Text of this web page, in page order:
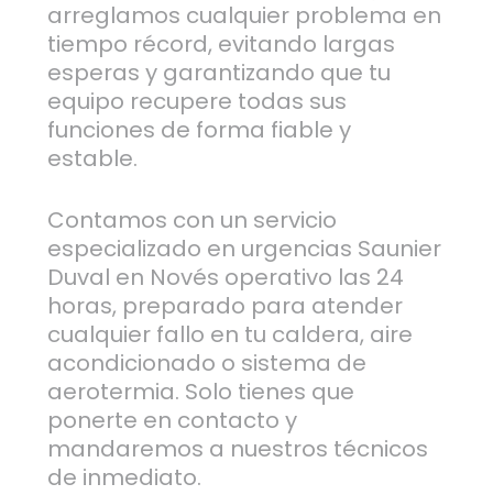
arreglamos cualquier problema en
tiempo récord, evitando largas
esperas y garantizando que tu
equipo recupere todas sus
funciones de forma fiable y
estable.
Contamos con un servicio
especializado en urgencias Saunier
Duval en Novés operativo las 24
horas, preparado para atender
cualquier fallo en tu caldera, aire
acondicionado o sistema de
aerotermia. Solo tienes que
ponerte en contacto y
mandaremos a nuestros técnicos
de inmediato.